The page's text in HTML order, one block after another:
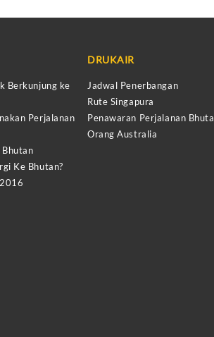
Berkunjung ke
Perjalanan
Ke Bhutan?
DRUKAIR
Jadwal Penerbangan
Rute Singapura
Penawaran Perjalanan
Orang Australia